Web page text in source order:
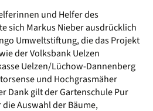
und Helfer des
sich Markus Nieber ausdrücklich
Umweltstiftung, die das Projekt
der Volksbank Uelzen
Uelzen/Lüchow-Dannenberg
und Hochgrasmäher
Dank gilt der Gartenschule Pur
Auswahl der Bäume,